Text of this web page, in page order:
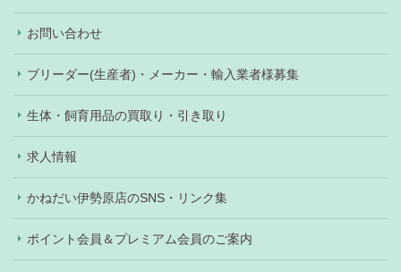
お問い合わせ
ブリーダー(生産者)・メーカー・輸入業者様募集
生体・飼育用品の買取り・引き取り
求人情報
かねだい伊勢原店のSNS・リンク集
ポイント会員＆プレミアム会員のご案内